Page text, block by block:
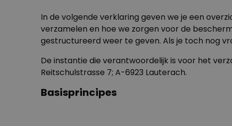
In de volgende verklaring geven we je een
verzamelen en hoe we zorgen voor de
gestructureerd weer te geven. Als je toch nog
De instantie die verantwoordelijk is voor het
Reitschulstrasse 7; A-6923 Lauterach.
Basisprincipes